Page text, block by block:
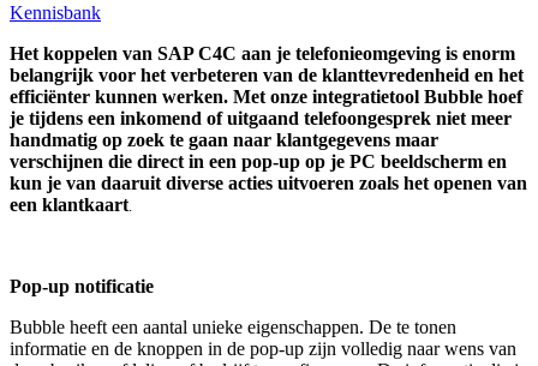
Kennisbank
Het koppelen van SAP C4C aan je telefonieomgeving is enorm
belangrijk voor het verbeteren van de klanttevredenheid en het
efficiënter kunnen werken. Met onze integratietool Bubble hoef
je tijdens een inkomend of uitgaand telefoongesprek niet meer
handmatig op zoek te gaan naar klantgegevens maar
verschijnen die direct in een pop-up op je PC beeldscherm en
kun je van daaruit diverse acties uitvoeren zoals het openen van
een klantkaart
Pop-up notificatie
Bubble heeft een aantal unieke eigenschappen. De te tonen
informatie en de knoppen in de pop-up zijn volledig naar wens van